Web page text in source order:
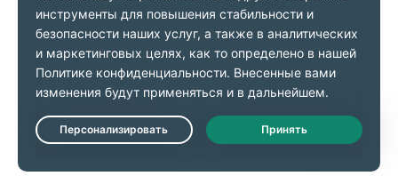
Live Chat